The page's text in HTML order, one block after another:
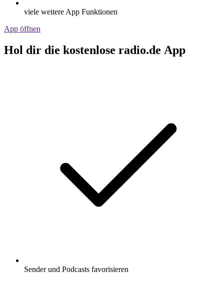
viele weitere App Funktionen
App öffnen
Hol dir die kostenlose radio.de App
Sender und Podcasts favorisieren